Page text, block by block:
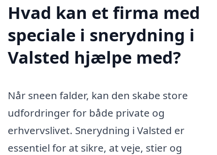
Hvad kan et firma med
speciale i snerydning i
Valsted hjælpe med?
Når sneen falder, kan den skabe store
udfordringer for både private og
erhvervslivet. Snerydning i Valsted er
essentiel for at sikre, at veje, stier og